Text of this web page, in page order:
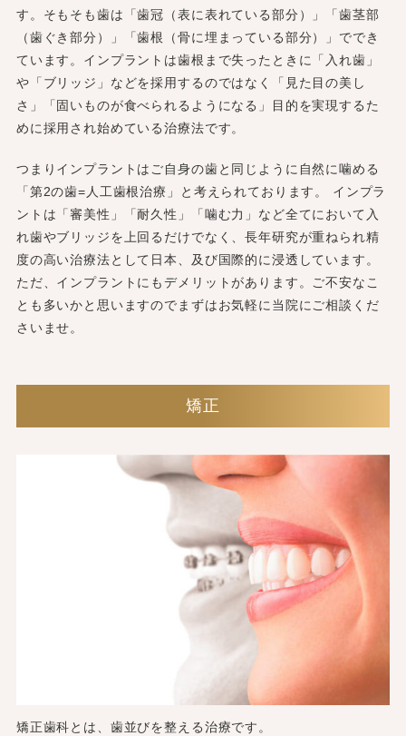
す。そもそも歯は「歯冠（表に表れている部分）」「歯茎部
（歯ぐき部分）」「歯根（骨に埋まっている部分）」ででき
ています。インプラントは歯根まで失ったときに「入れ歯」
や「ブリッジ」などを採用するのではなく「見た目の美し
さ」「固いものが食べられるようになる」目的を実現するた
めに採用され始めている治療法です。
つまりインプラントはご自身の歯と同じように自然に噛める
「第2の歯=人工歯根治療」と考えられております。 インプラ
ントは「審美性」「耐久性」「噛む力」など全てにおいて入
れ歯やブリッジを上回るだけでなく、長年研究が重ねられ精
度の高い治療法として日本、及び国際的に浸透しています。
ただ、インプラントにもデメリットがあります。ご不安なこ
とも多いかと思いますのでまずはお気軽に当院にご相談くだ
さいませ。
矯正
矯正歯科とは、歯並びを整える治療です。